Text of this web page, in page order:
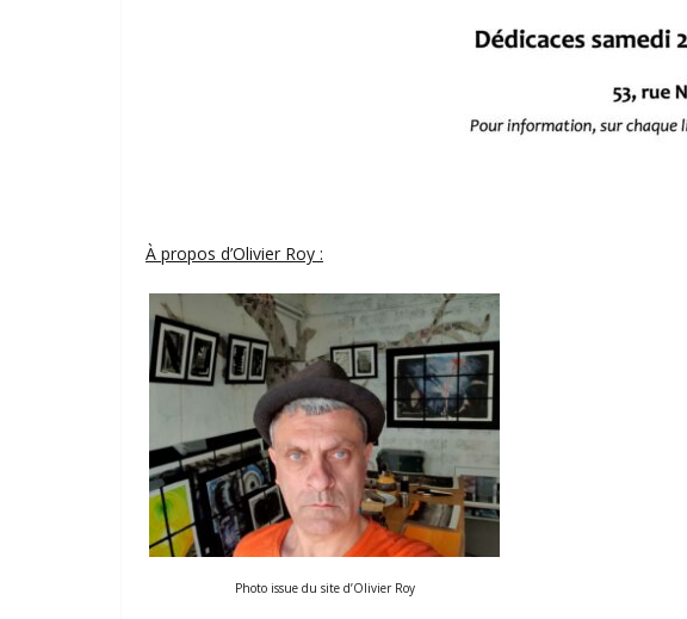
À propos d’Olivier Roy :
Photo issue du site d’Olivier Roy